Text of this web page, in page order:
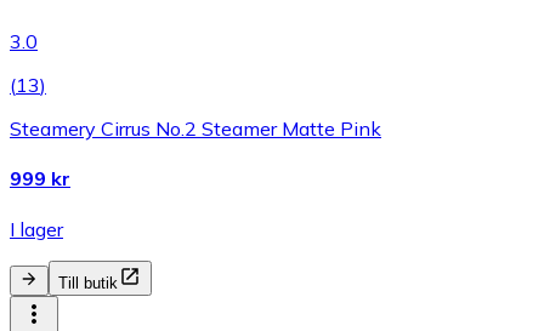
3.0
(13)
Steamery Cirrus No.2 Steamer Matte Pink
999 kr
I lager
Till butik